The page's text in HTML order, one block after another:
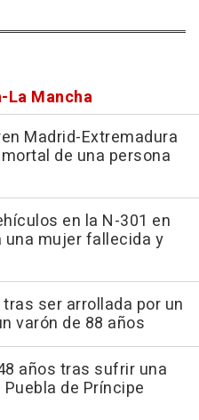
La Mancha
Madrid-Extremadura
de una persona
en la N-301 en
una mujer fallecida y
ser arrollada por un
varón de 88 años
años tras sufrir una
de Príncipe